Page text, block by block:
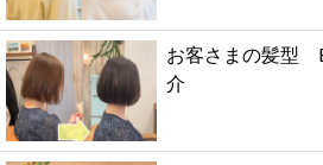
お客さまの髪型
介